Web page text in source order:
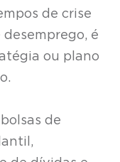
de crise
é
ou plano
de